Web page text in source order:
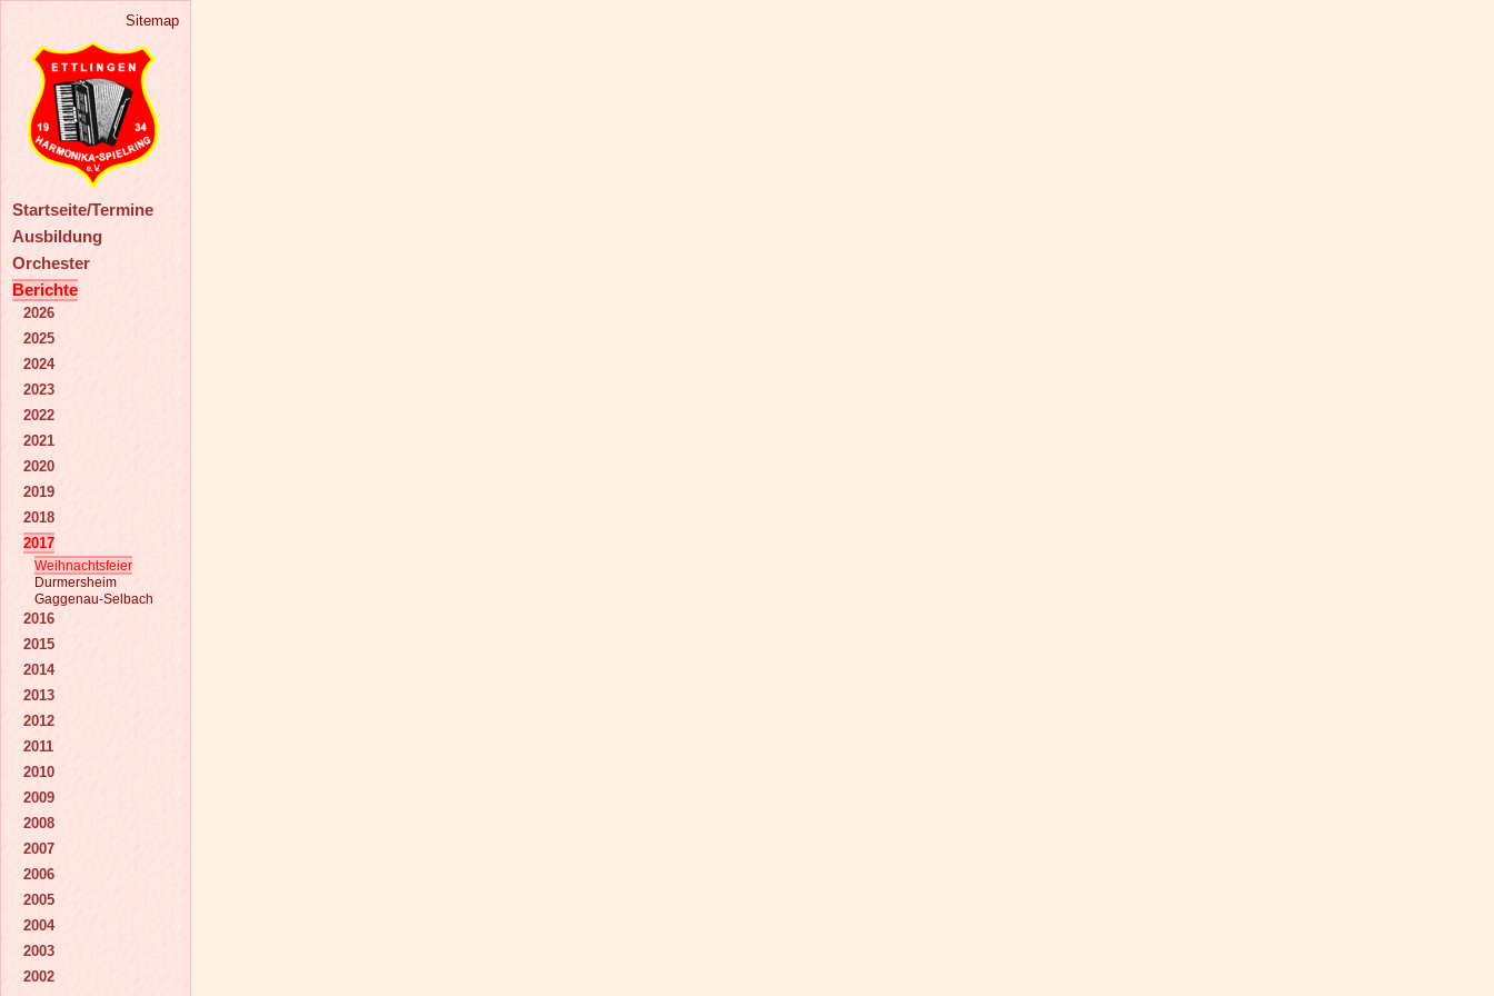
Sitemap
Startseite/Termine
Ausbildung
Orchester
Berichte
2026
2025
2024
2023
2022
2021
2020
2019
2018
2017
Weihnachtsfeier
Durmersheim
Gaggenau-Selbach
2016
2015
2014
2013
2012
2011
2010
2009
2008
2007
2006
2005
2004
2003
2002